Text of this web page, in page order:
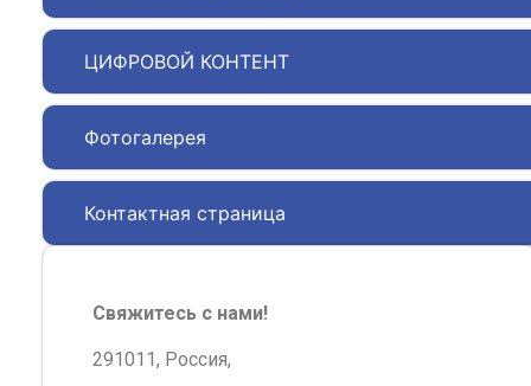
ЦИФРОВОЙ КОНТЕНТ
Фотогалерея
Контактная страница
Свяжитесь с нами!
291011, Россия,